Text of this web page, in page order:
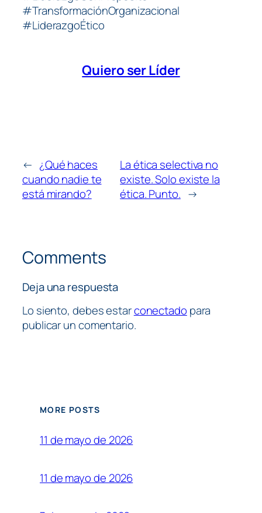
#TransformaciónOrganizacional
#LiderazgoÉtico
Quiero ser Líder
← ¿Qué haces
cuando nadie te
está mirando?
La ética selectiva no
existe. Solo existe la
ética. Punto. →
Comments
Deja una respuesta
Lo siento, debes estarconectado para
publicar un comentario.
MORE POSTS
11 de mayo de 2026
11 de mayo de 2026